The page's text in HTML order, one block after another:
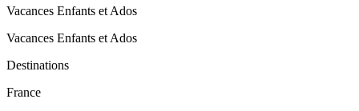
Vacances Enfants et Ados
Vacances Enfants et Ados
Destinations
France